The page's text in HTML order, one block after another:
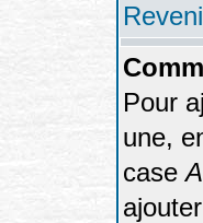
Pour
une,
case